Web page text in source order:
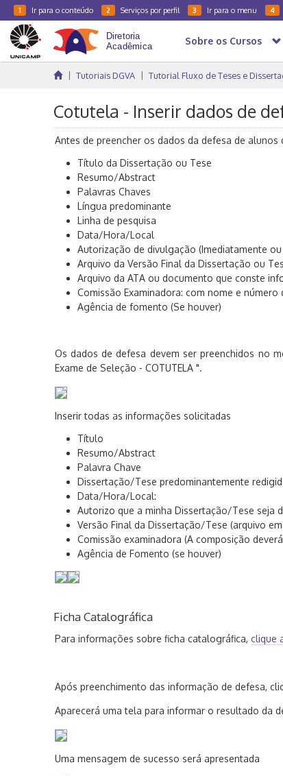
1 Ir para o conteúdo 2 Serviços por perfil 3 Ir para o menu 4
Sobre os Cursos
Tutoriais DGVA Tutorial Fluxo de Teses e
Cotutela - Inserir dados de
Antes de preencher os dados da defesa de
Título da Dissertação ou Tese
Resumo/Abstract
Palavras Chaves
Língua predominante
Linha de pesquisa
Data/Hora/Local
Autorização de divulgação (Imediatamente
Arquivo da Versão Final da Dissertação ou
Arquivo da ATA ou documento que conste
Comissão Examinadora: com nome e
Agência de fomento (Se houver)
Os dados de defesa devem ser preenchidos no
Exame de Seleção - COTUTELA ".
Inserir todas as informações solicitadas
Título
Resumo/Abstract
Palavra Chave
Dissertação/Tese predominantemente
Data/Hora/Local:
Autorizo que a minha Dissertação/Tese seja
Versão Final da Dissertação/Tese (arquivo
Comissão examinadora (A composição
Agência de Fomento (se houver)
Ficha Catalográfica
Para informações sobre ficha catalográfica, clique
Após preenchimento das informação de defesa,
Aparecerá uma tela para informar o resultado da
Uma mensagem de sucesso será apresentada